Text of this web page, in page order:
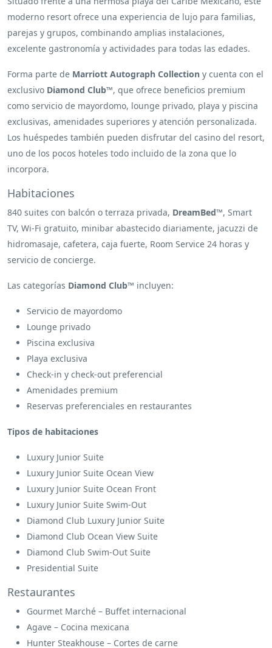
moderno resort ofrece una experiencia de lujo para familias,
parejas y grupos, combinando amplias instalaciones,
excelente gastronomía y actividades para todas las edades.
Forma parte de Marriott Autograph Collection y cuenta con el
exclusivo Diamond Club™, que ofrece beneficios premium
como servicio de mayordomo, lounge privado, playa y piscina
exclusivas, amenidades superiores y atención personalizada.
Los huéspedes también pueden disfrutar del casino del resort,
uno de los pocos hoteles todo incluido de la zona que lo
incorpora.
Habitaciones
840 suites con balcón o terraza privada, DreamBed™, Smart
TV, Wi-Fi gratuito, minibar abastecido diariamente, jacuzzi de
hidromasaje, cafetera, caja fuerte, Room Service 24 horas y
servicio de concierge.
Las categorías Diamond Club™ incluyen:
Servicio de mayordomo
Lounge privado
Piscina exclusiva
Playa exclusiva
Check-in y check-out preferencial
Amenidades premium
Reservas preferenciales en restaurantes
Tipos de habitaciones
Luxury Junior Suite
Luxury Junior Suite Ocean View
Luxury Junior Suite Ocean Front
Luxury Junior Suite Swim-Out
Diamond Club Luxury Junior Suite
Diamond Club Ocean View Suite
Diamond Club Swim-Out Suite
Presidential Suite
Restaurantes
Gourmet Marché – Buffet internacional
Agave – Cocina mexicana
Hunter Steakhouse – Cortes de carne